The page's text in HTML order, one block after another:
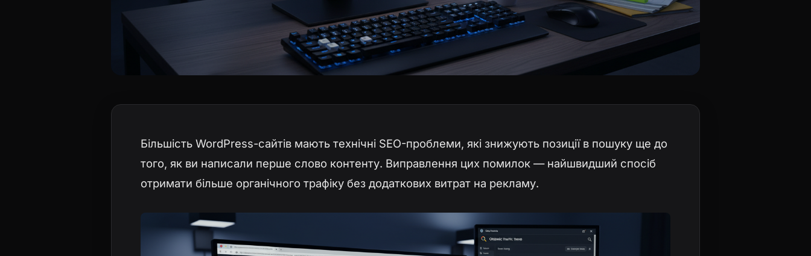
Більшість WordPress-сайтів мають технічні SEO-проблеми, які знижують позиції в пошуку ще до
того, як ви написали перше слово контенту. Виправлення цих помилок — найшвидший спосіб
отримати більше органічного трафіку без додаткових витрат на рекламу.